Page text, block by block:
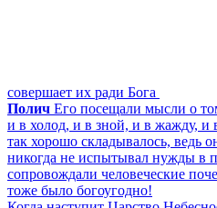
совершает их ради Бога
Полич Его посещали мысли о
и в холод, и в зной, и в жажду, и
так хорошо складывалось, ведь
никогда не испытывал нужды в
сопровождали человеческие
тоже было богоугодно!